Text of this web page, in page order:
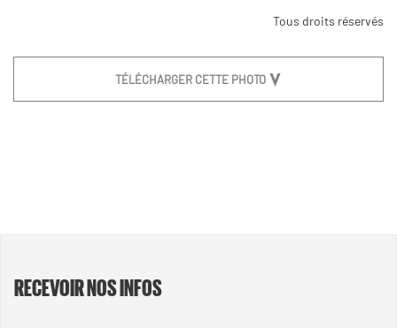
Tous droits réservés
TÉLÉCHARGER CETTE PHOTO
RECEVOIR NOS INFOS